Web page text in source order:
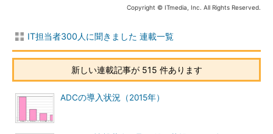
Copyright © ITmedia, Inc. All Rights Reserved.
IT担当者300人に聞きました 連載一覧
新しい連載記事が 515 件あります
ADCの導入状況（2015年）